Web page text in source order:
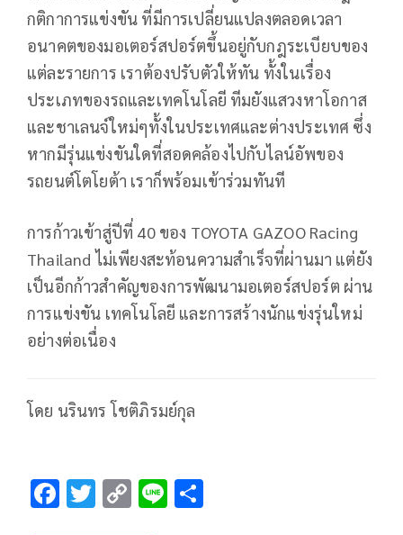
กติกาการแข่งขัน ที่มีการเปลี่ยนแปลงตลอดเวลา
อนาคตของมอเตอร์สปอร์ตขึ้นอยู่กับกฎระเบียบของ
แต่ละรายการ เราต้องปรับตัวให้ทัน ทั้งในเรื่อง
ประเภทของรถและเทคโนโลยี ทีมยังแสวงหาโอกาส
และชาเลนจ์ใหม่ๆทั้งในประเทศและต่างประเทศ ซึ่ง
หากมีรุ่นแข่งขันใดที่สอดคล้องไปกับไลน์อัพของ
รถยนต์โตโยต้า เราก็พร้อมเข้าร่วมทันที
การก้าวเข้าสู่ปีที่ 40 ของ TOYOTA GAZOO Racing
Thailand ไม่เพียงสะท้อนความสำเร็จที่ผ่านมา แต่ยัง
เป็นอีกก้าวสำคัญของการพัฒนามอเตอร์สปอร์ต ผ่าน
การแข่งขัน เทคโนโลยี และการสร้างนักแข่งรุ่นใหม่
อย่างต่อเนื่อง
โดย นรินทร โชติภิรมย์กุล
F T C Li